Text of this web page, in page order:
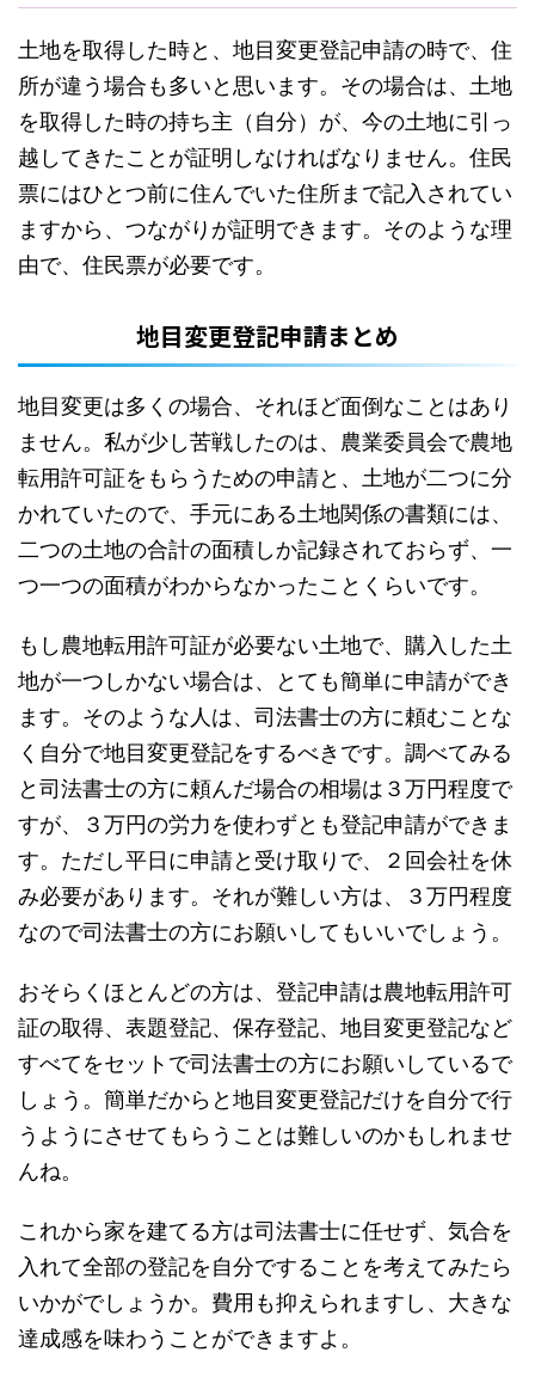
土地を取得した時と、地目変更登記申請の時で、住
所が違う場合も多いと思います。その場合は、土地
を取得した時の持ち主（自分）が、今の土地に引っ
越してきたことが証明しなければなりません。住民
票にはひとつ前に住んでいた住所まで記入されてい
ますから、つながりが証明できます。そのような理
由で、住民票が必要です。
地目変更登記申請まとめ
地目変更は多くの場合、それほど面倒なことはあり
ません。私が少し苦戦したのは、農業委員会で農地
転用許可証をもらうための申請と、土地が二つに分
かれていたので、手元にある土地関係の書類には、
二つの土地の合計の面積しか記録されておらず、一
つ一つの面積がわからなかったことくらいです。
もし農地転用許可証が必要ない土地で、購入した土
地が一つしかない場合は、とても簡単に申請ができ
ます。そのような人は、司法書士の方に頼むことな
く自分で地目変更登記をするべきです。調べてみる
と司法書士の方に頼んだ場合の相場は３万円程度で
すが、３万円の労力を使わずとも登記申請ができま
す。ただし平日に申請と受け取りで、２回会社を休
み必要があります。それが難しい方は、３万円程度
なので司法書士の方にお願いしてもいいでしょう。
おそらくほとんどの方は、登記申請は農地転用許可
証の取得、表題登記、保存登記、地目変更登記など
すべてをセットで司法書士の方にお願いしているで
しょう。簡単だからと地目変更登記だけを自分で行
うようにさせてもらうことは難しいのかもしれませ
んね。
これから家を建てる方は司法書士に任せず、気合を
入れて全部の登記を自分ですることを考えてみたら
いかがでしょうか。費用も抑えられますし、大きな
達成感を味わうことができますよ。